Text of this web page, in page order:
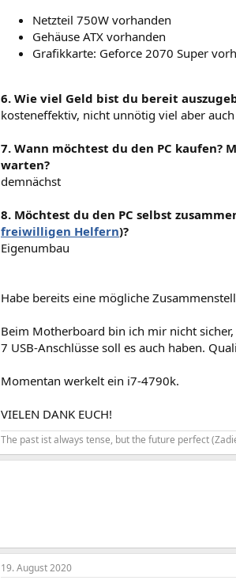
Netzteil 750W vorhanden
Gehäuse ATX vorhanden
Grafikkarte: Geforce 2070 Super
6. Wie viel Geld bist du bereit
kosteneffektiv, nicht unnötig viel aber
7. Wann möchtest du den PC kaufen?
warten?
demnächst
8. Möchtest du den PC selbst
freiwilligen Helfern)?
Eigenumbau
Habe bereits eine mögliche
Beim Motherboard bin ich mir nicht
7 USB-Anschlüsse soll es auch haben.
Momentan werkelt ein i7-4790k.
VIELEN DANK EUCH!
The past ist always tense, but the future perfect
19. August 2020